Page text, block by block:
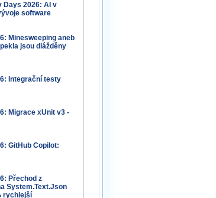
Days 2026: AI v
software
Minesweeping aneb
jsou dlážděny
Integrační testy
Migrace xUnit v3 -
GitHub Copilot:
Přechod z
System.Text.Json
rychlejší